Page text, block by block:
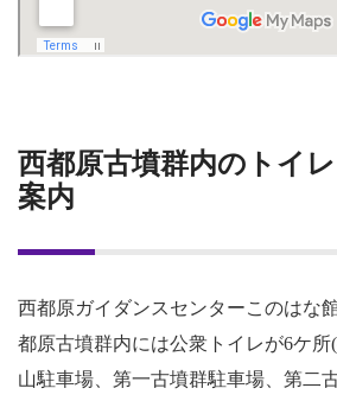
西都原古墳群内のトイ
案内
西都原ガイダンスセンターこのはな
都原古墳群内には公衆トイレが6ケ所
山駐車場、第一古墳群駐車場、第二